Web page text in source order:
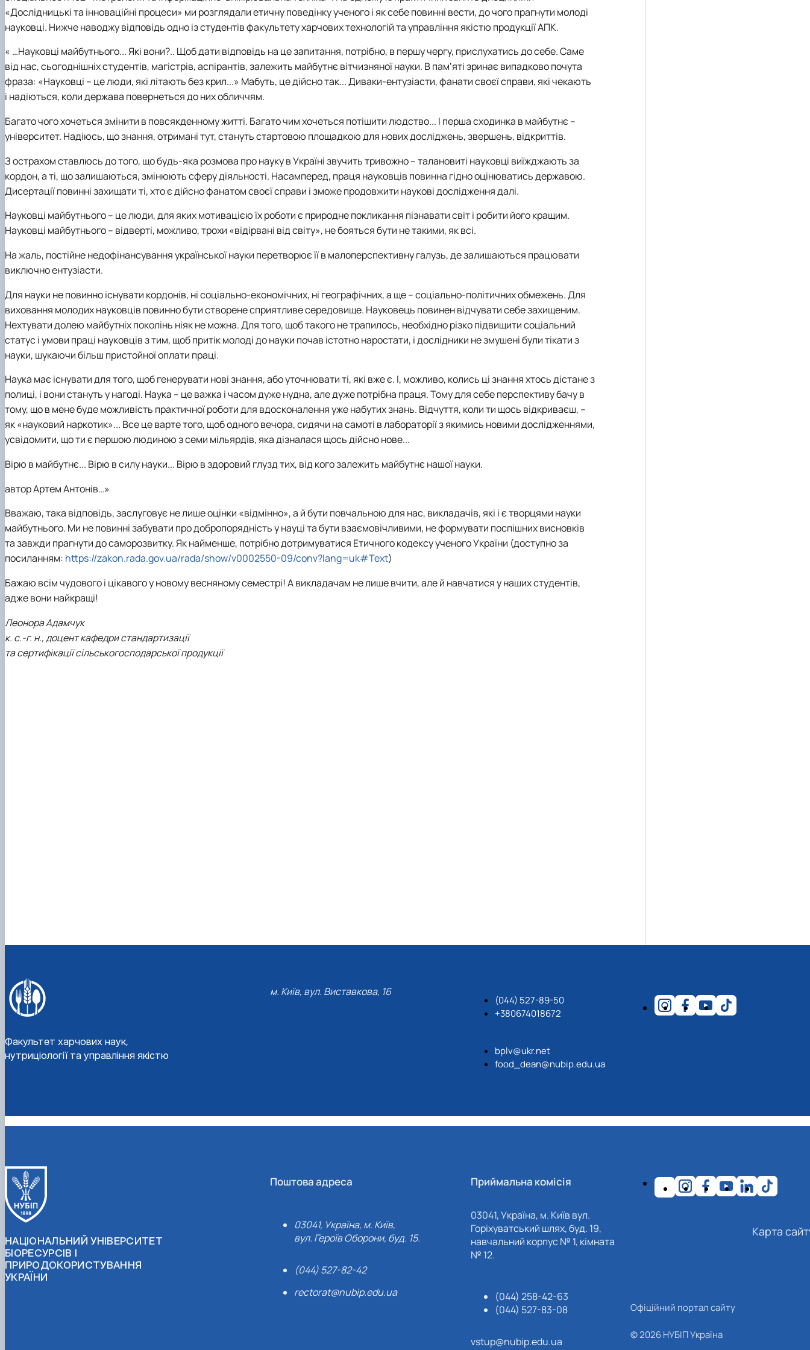
Наші випускники
Відеородзинки
Підготовка аспірантів та докторантів
Бази практичного навчання здобувачів
Інформація про акредитацію
Рада молодих вчених та аспірантів
Підвищення кваліфікації
«Дослідницькі та інноваційні процеси» ми розглядали етичну поведінку ученого і як себе повинні вести, до чого прагнути молоді
науковці. Нижче наводжу відповідь одно із студентівфакультету харчових технологій та управління якістю продукції АПК.
« …Науковці майбутнього... Які вони?.. Щоб дати відповідь на це запитання, потрібно, в першу чергу, прислухатись до себе. Саме
від нас, сьогоднішніх студентів, магістрів, аспірантів, залежить майбутнє вітчизняної науки. В пам‘яті зринає випадково почута
фраза: «Науковці – це люди, які літають без крил...» Мабуть, це дійсно так... Диваки-ентузіасти, фанати своєї справи, які чекають
і надіються, коли держава повернеться до них обличчям.
Багато чого хочеться змінити в повсякденному житті. Багато чим хочеться потішити людство... І перша сходинка в майбутнє –
університет. Надіюсь, що знання, отримані тут, стануть стартовою площадкою для нових досліджень, звершень, відкриттів.
З острахом ставлюсь до того, що будь-яка розмова про науку в Україні звучить тривожно – талановиті науковці виїжджають за
кордон, а ті, що залишаються, змінюють сферу діяльності. Насамперед, праця науковців повинна гідно оцінюватись державою.
Дисертації повинні захищати ті, хто є дійсно фанатом своєї справи і зможе продовжити наукові дослідження далі.
Науковці майбутнього – це люди, для яких мотивацією їх роботи є природне покликання пізнавати світ і робити його кращим.
Науковці майбутнього – відверті, можливо, трохи «відірвані від світу», не бояться бути не такими, як всі.
На жаль, постійне недофінансування української науки перетворює її в малоперспективну галузь, де залишаються працювати
виключно ентузіасти.
Для науки не повинно існувати кордонів, ні соціально-економічних, ні географічних, а ще – соціально-політичних обмежень. Для
виховання молодих науковців повинно бути створене сприятливе середовище. Науковець повинен відчувати себе захищеним.
Нехтувати долею майбутніх поколінь ніяк не можна. Для того, щоб такого не трапилось, необхідно різко підвищити соціальний
статус і умови праці науковців з тим, щоб притік молоді до науки почав істотно наростати, і дослідники не змушені були тікати з
науки, шукаючи більш пристойної оплати праці.
Наука має існувати для того, щоб генерувати нові знання, або уточнювати ті, які вже є. І, можливо, колись ці знання хтось дістане з
полиці, і вони стануть у нагоді. Наука – це важка і часом дуже нудна, але дуже потрібна праця. Тому для себе перспективу бачу в
тому, що в мене буде можливість практичної роботи для вдосконалення уже набутих знань. Відчуття, коли ти щось відкриваєш, –
як «науковий наркотик»... Все це варте того, щоб одного вечора, сидячи на самоті в лабораторії з якимись новими дослідженнями,
усвідомити, що ти є першою людиною з семи мільярдів, яка дізналася щось дійсно нове...
Вірю в майбутнє... Вірю в силу науки... Вірю в здоровий глузд тих, від кого залежить майбутнє нашої науки.
автор Артем Антонів…»
Вважаю, така відповідь, заслуговує не лише оцінки «відмінно», а й бути повчальною для нас, викладачів, які і є творцями науки
майбутнього. Ми не повинні забувати про добропорядність у науці та бути взаємовічливими, не формувати поспішних висновків
та завжди прагнути до саморозвитку. Як найменше, потрібно дотримуватися Етичного кодексу ученого України (доступно за
посиланням: https://zakon.rada.gov.ua/rada/show/v0002550-09/conv?lang=uk#Text)
Бажаю всім чудового і цікавого у новому весняному семестрі! А викладачам не лише вчити, але й навчатися у наших студентів,
адже вони найкращі!
Леонора Адамчук
к. с.-г. н., доцент кафедри стандартизації
та сертифікації сільськогосподарської продукції
Факультет харчових наук,
нутриціології та управління якістю
м. Київ, вул. Виставкова, 16
(044) 527-89-50
+380674018672
bplv@ukr.net
food_dean@nubip.edu.ua
НАЦІОНАЛЬНИЙ УНІВЕРСИТЕТ
БІОРЕСУРСІВ І
ПРИРОДОКОРИСТУВАННЯ
УКРАЇНИ
Поштова адреса
03041, Україна, м. Київ,
вул. Героїв Оборони, буд. 15.
(044) 527-82-42
rectorat@nubip.edu.ua
Приймальна комісія
03041, Україна, м. Київ вул.
Горіхуватський шлях, буд. 19,
навчальний корпус № 1, кімната
№ 12.
(044) 258-42-63
(044) 527-83-08
vstup@nubip.edu.ua
Карта
Офіційний портал сайту
© 2026 НУБІП Україна